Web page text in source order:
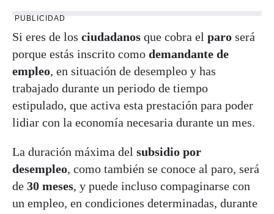
PUBLICIDAD
Si eres de los ciudadanos que cobra el paro será
porque estás inscrito como demandante de
empleo, en situación de desempleo y has
trabajado durante un periodo de tiempo
estipulado, que activa esta prestación para poder
lidiar con la economía necesaria durante un mes.
La duración máxima del subsidio por
desempleo, como también se conoce al paro, será
de 30 meses, y puede incluso compaginarse con
un empleo, en condiciones determinadas, durante